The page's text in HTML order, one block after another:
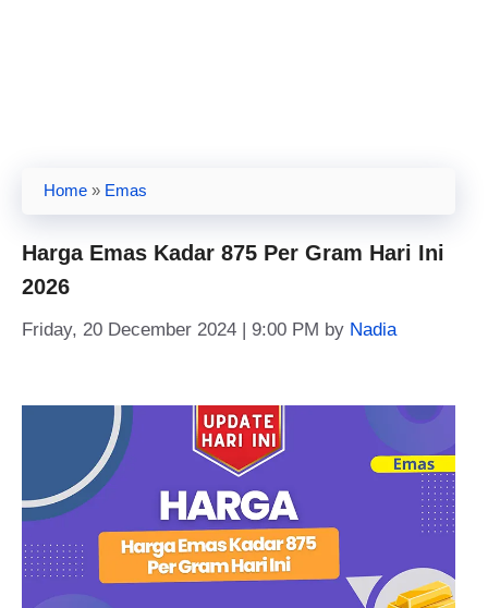
Home » Emas
Harga Emas Kadar 875 Per Gram Hari Ini
2026
Friday, 20 December 2024 | 9:00 PM by Nadia